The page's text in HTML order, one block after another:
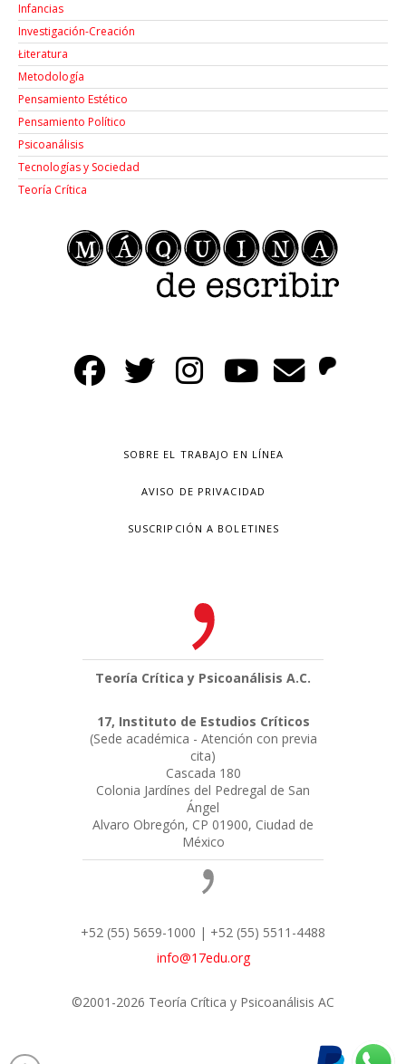
Infancias
Investigación-Creación
Łiteratura
Metodología
Pensamiento Estético
Pensamiento Político
Psicoanálisis
Tecnologías y Sociedad
Teoría Crítica
SOBRE EL TRABAJO EN LÍNEA
AVISO DE PRIVACIDAD
SUSCRIPCIÓN A BOLETINES
Teoría Crítica y Psicoanálisis A.C.
17, Instituto de Estudios Críticos
(Sede académica - Atención con previa
cita)
Cascada 180
Colonia Jardínes del Pedregal de San
Ángel
Alvaro Obregón, CP 01900, Ciudad de
México
+52 (55) 5659-1000 | +52 (55) 5511-4488
info@17edu.org
©2001-2026 Teoría Crítica y Psicoanálisis AC